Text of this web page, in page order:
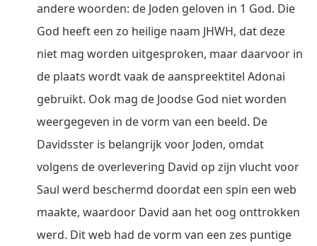
andere woorden: de Joden geloven in 1 God. Die
God heeft een zo heilige naam JHWH, dat deze
niet mag worden uitgesproken, maar daarvoor in
de plaats wordt vaak de aanspreektitel Adonai
gebruikt. Ook mag de Joodse God niet worden
weergegeven in de vorm van een beeld. De
Davidsster is belangrijk voor Joden, omdat
volgens de overlevering David op zijn vlucht voor
Saul werd beschermd doordat een spin een web
maakte, waardoor David aan het oog onttrokken
werd. Dit web had de vorm van een zes puntige